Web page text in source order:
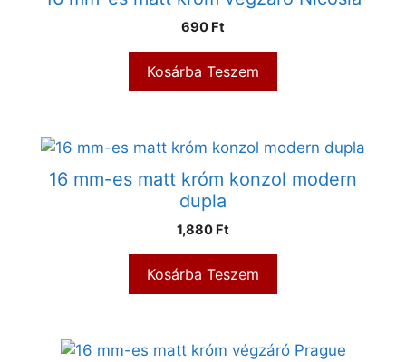
690 Ft
Kosárba Teszem
16 mm-es matt króm konzol modern
dupla
1,880 Ft
Kosárba Teszem